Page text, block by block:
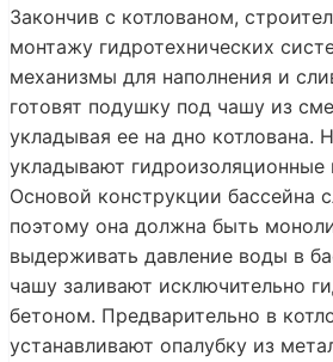
Закончив с котлованом,
монтажу гидротехнических
механизмы для наполнения и
готовят подушку под чашу из
укладывая ее на дно котлована.
укладывают гидроизоляционные
Основой конструкции бассейна
поэтому она должна быть
выдерживать давление воды в
чашу заливают исключительно
бетоном. Предварительно в
устанавливают опалубку из